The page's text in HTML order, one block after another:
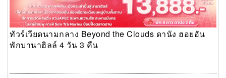
ทัวร์เวียดนามกลาง Beyond the Clouds ดานัง ฮอยอัน
พักบานาฮิลล์ 4 วัน 3 คืน